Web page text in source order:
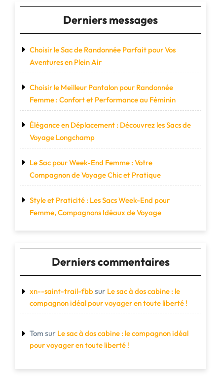
Derniers messages
Choisir le Sac de Randonnée Parfait pour Vos
Aventures en Plein Air
Choisir le Meilleur Pantalon pour Randonnée
Femme : Confort et Performance au Féminin
Élégance en Déplacement : Découvrez les Sacs de
Voyage Longchamp
Le Sac pour Week-End Femme : Votre
Compagnon de Voyage Chic et Pratique
Style et Praticité : Les Sacs Week-End pour
Femme, Compagnons Idéaux de Voyage
Derniers commentaires
xn--saint-trail-fbbsur Le sac à dos cabine : le
compagnon idéal pour voyager en toute liberté !
Tom sur Le sac à dos cabine : le compagnon idéal
pour voyager en toute liberté !